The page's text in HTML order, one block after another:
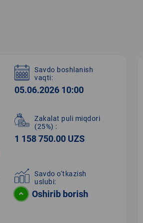
Savdo boshlanish
vaqti:
05.06.2026 10:00
Zakalat puli miqdori
(25%) :
1 158 750.00 UZS
Savdo o‘tkazish
uslubi:
Oshirib borish